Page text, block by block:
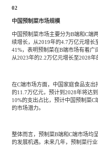
02
中国预制菜市场规模
中国预制菜市场主要分为B端和C端
续增长，从2019年的4.7万亿元增长
41%，表明预制菜在B端市场有着
从2023年的2.2万亿元增长至2028年
在C端市场方面，中国家庭食品支
的11.7万亿元，预计到2028年将达
10%的支出占比，预计中国预制菜
的市场潜力。
整体而言，预制菜B端和C端市场均
的发展机遇。未来几年，预制菜行